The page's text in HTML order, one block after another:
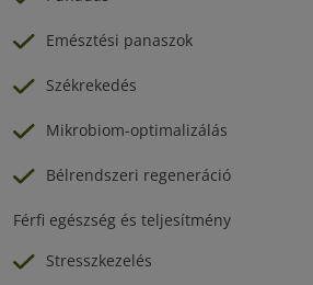
Emésztési panaszok
Székrekedés
Mikrobiom-optimalizálás
Bélrendszeri regeneráció
Férfi egészség és teljesítmény
Stresszkezelés